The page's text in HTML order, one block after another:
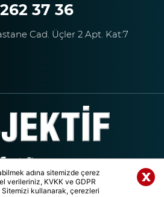
adına sitemizde çerez
verileriniz, KVKK ve GDPR
Sitemizi kullanarak, çerezleri
Whatsapp Paylaş
Sosyal Medyayı Salladı
TRAFİĞİ BU HALE GETİRDİ
DENİZLİ BAROSU VE
AVUKATLARIN
İŞYERLERİNDE ARAMA
37 36
Cad. Üçler 2 Apt. Kat:7
| DENİZLİ OBJEKTİF MEDYA GRUBU